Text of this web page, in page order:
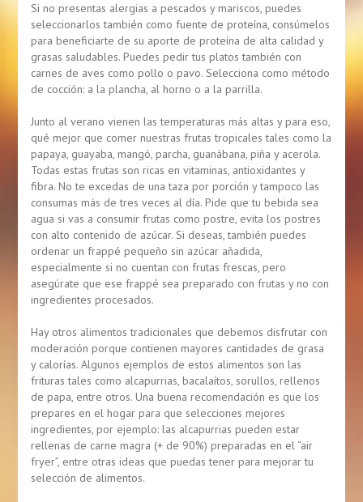
Si no presentas alergias a pescados y mariscos, puedes
seleccionarlos también como fuente de proteína, consúmelos
para beneficiarte de su aporte de proteína de alta calidad y
grasas saludables. Puedes pedir tus platos también con
carnes de aves como pollo o pavo. Selecciona como método
de cocción: a la plancha, al horno o a la parrilla.
Junto al verano vienen las temperaturas más altas y para eso,
qué mejor que comer nuestras frutas tropicales tales como la
papaya, guayaba, mangó, parcha, guanábana, piña y acerola.
Todas estas frutas son ricas en vitaminas, antioxidantes y
fibra. No te excedas de una taza por porción y tampoco las
consumas más de tres veces al día. Pide que tu bebida sea
agua si vas a consumir frutas como postre, evita los postres
con alto contenido de azúcar. Si deseas, también puedes
ordenar un frappé pequeño sin azúcar añadida,
especialmente si no cuentan con frutas frescas, pero
asegúrate que ese frappé sea preparado con frutas y no con
ingredientes procesados.
Hay otros alimentos tradicionales que debemos disfrutar con
moderación porque contienen mayores cantidades de grasa
y calorías. Algunos ejemplos de estos alimentos son las
frituras tales como alcapurrias, bacalaítos, sorullos, rellenos
de papa, entre otros. Una buena recomendación es que los
prepares en el hogar para que selecciones mejores
ingredientes, por ejemplo: las alcapurrias pueden estar
rellenas de carne magra (+ de 90%) preparadas en el “air
fryer”, entre otras ideas que puedas tener para mejorar tu
selección de alimentos.